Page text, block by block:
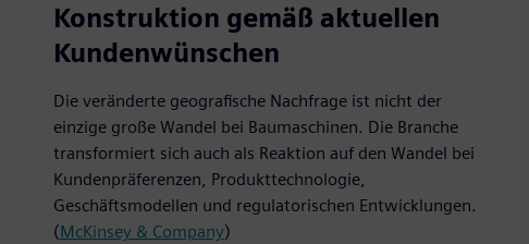
Konstruktion gemäß aktuellen
Kundenwünschen
Die veränderte geografische Nachfrage ist nicht der
einzige große Wandel bei Baumaschinen. Die Branche
transformiert sich auch als Reaktion auf den Wandel bei
Kundenpräferenzen, Produkttechnologie,
Geschäftsmodellen und regulatorischen Entwicklungen.
(McKinsey & Company)